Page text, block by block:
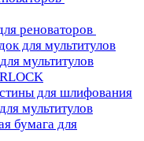
реноваторов
для мультитулов
мультитулов
для шлифования
мультитулов
бумага для